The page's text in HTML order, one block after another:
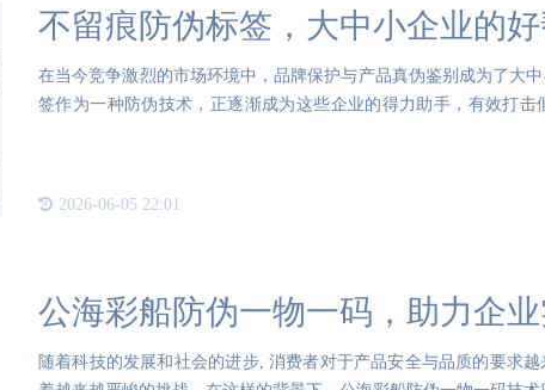
不留痕防伪标签，大中小企业的
在当今竞争激烈的市场环境中，品牌保护与产品真伪鉴别成为了大
签作为一种防伪技术，正逐渐成为这些企业的得力助手，有效打
2026-06-05 22:01
公海彩船防伪一物一码，助力企
随着科技的发展和社会的进步, 消费者对于产品安全与品质的要求